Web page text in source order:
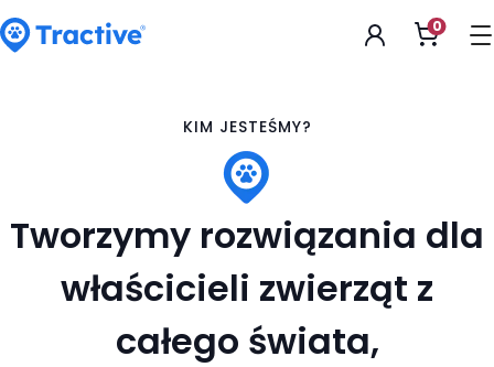
Accessibility
Statement
0
KIM JESTEŚMY?
Tworzymy rozwiązania dla
właścicieli zwierząt z
całego świata,